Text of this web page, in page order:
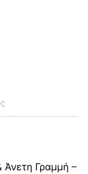
Άνετη Γραμμή –